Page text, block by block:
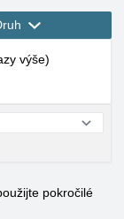
výše)
pokročilé